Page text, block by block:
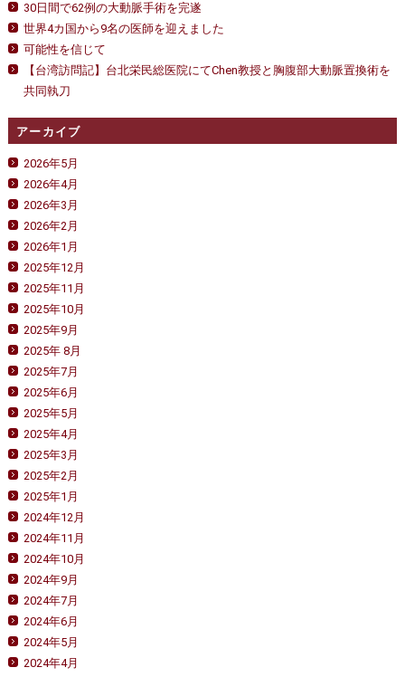
30日間で62例の大動脈手術を完遂
世界4カ国から9名の医師を迎えました
可能性を信じて
【台湾訪問記】台北栄民総医院にてChen教授と胸腹部大動脈置換術を
共同執刀
アーカイブ
2026年5月
2026年4月
2026年3月
2026年2月
2026年1月
2025年12月
2025年11月
2025年10月
2025年9月
2025年 8月
2025年7月
2025年6月
2025年5月
2025年4月
2025年3月
2025年2月
2025年1月
2024年12月
2024年11月
2024年10月
2024年9月
2024年7月
2024年6月
2024年5月
2024年4月